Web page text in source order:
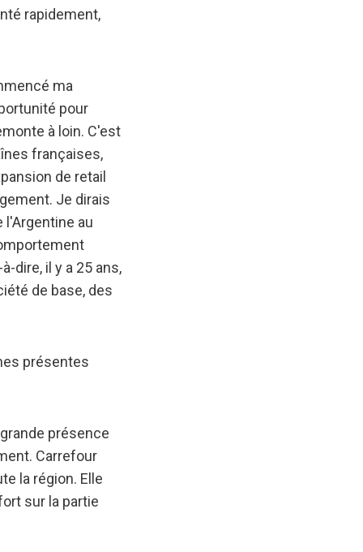
rapidement,
ma
pour
à loin. C'est
françaises,
de retail
Je dirais
l'Argentine au
dire, il y a 25 ans,
de base, des
présentes
présence
Carrefour
la région. Elle
sur la partie